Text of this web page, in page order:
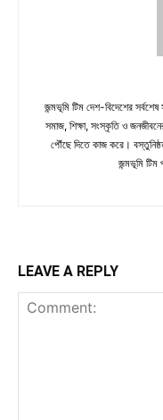
জন্মভূমি টিম দেশ-বিদেশের
সমাজ, শিক্ষা, সংস্কৃতি ও
পৌঁছে দিতে কাজ করে।
জন্মভূমি টিম
LEAVE A REPLY